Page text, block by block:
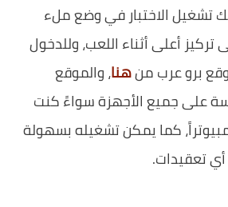
تشغيل الاختبار في وضع ملء
أعلى أثناء اللعب، وللدخول
برو عرب منهنا، والموقع
على جميع الأجهزة سواءً كنت
كما يمكن تشغيله بسهولة
تعقيدات.